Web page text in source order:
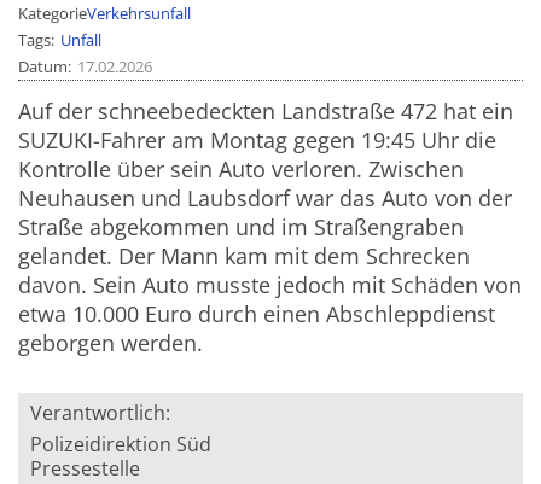
KategorieVerkehrsunfall
Tags Unfall
Datum 17.02.2026
Auf der schneebedeckten Landstraße 472 hat ein
SUZUKI-Fahrer am Montag gegen 19:45 Uhr die
Kontrolle über sein Auto verloren. Zwischen
Neuhausen und Laubsdorf war das Auto von der
Straße abgekommen und im Straßengraben
gelandet. Der Mann kam mit dem Schrecken
davon. Sein Auto musste jedoch mit Schäden von
etwa 10.000 Euro durch einen Abschleppdienst
geborgen werden.
Verantwortlich:
Polizeidirektion Süd
Pressestelle